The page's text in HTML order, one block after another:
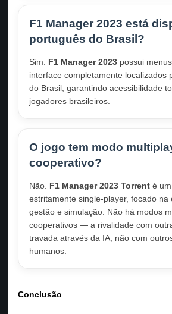
F1 Manager 2023 está
português do Brasil?
Sim. F1 Manager 2023 possui
interface completamente localizados
do Brasil, garantindo acessibilidade
jogadores brasileiros.
O jogo tem modo
cooperativo?
Não. F1 Manager 2023 Torrent é
estritamente single-player, focado na
gestão e simulação. Não há modos
cooperativos — a rivalidade com
travada através da IA, não com
humanos.
Conclusão